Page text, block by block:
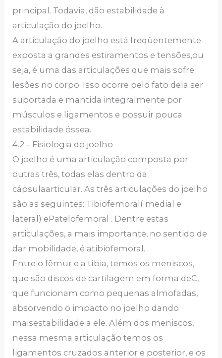
principal. Todavia, dão estabilidade à
articulação do joelho.
A articulação do joelho está freqüentemente
exposta a grandes estiramentos e tensões,ou
seja, é uma das articulações que mais sofre
lesões no corpo. Isso ocorre pelo fato dela ser
suportada e mantida integralmente por
músculos e ligamentos e possuir pouca
estabilidade óssea.
4.2 – Fisiologia do joelho
O joelho é uma articulação composta por
outras três, todas elas dentro da
cápsulaarticular. As três articulações do joelho
são as seguintes: Tibiofemoral( medial e
lateral) ePatelofemoral . Dentre estas
articulações, a mais importante, no sentido de
dar mobilidade, é atibiofemoral.
Entre o fêmur e a tíbia, temos os meniscos,
que são discos de cartilagem em forma deC,
que funcionam como pequenas almofadas,
absorvendo o impacto no joelho dando
maisestabilidade a ele. Além dos meniscos,
nessa mesma articulação temos os
ligamentos cruzados anterior e posterior, e os